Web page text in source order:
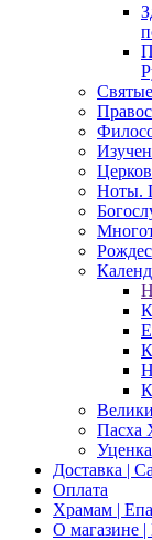
Ноты.
Пасха
Уценка
Доставка |
Оплата
Храмам |
О магазине